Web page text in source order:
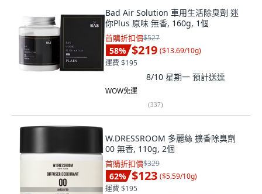
Bad Air Solution 車用生活除臭劑 迷
你Plus 原味 無香, 160g, 1個
首購折扣價$527
58% $219 ($13.69/10g)
運費 $195
8/10 星期一 預計送達
WOW免運
(337)
W.DRESSROOM 多麗絲 擴香除臭劑
00 無香, 110g, 2個
首購折扣價$329
62% $123 ($5.59/10g)
運費 $195